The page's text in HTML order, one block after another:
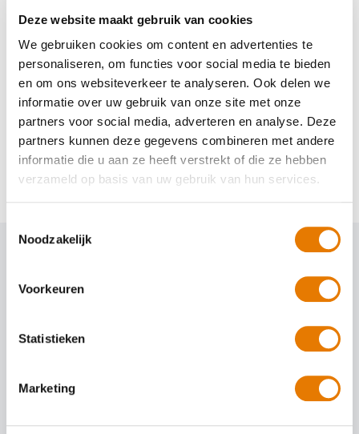
Deze website maakt gebruik van cookies
We gebruiken cookies om content en advertenties te
personaliseren, om functies voor social media te bieden
en om ons websiteverkeer te analyseren. Ook delen we
informatie over uw gebruik van onze site met onze
partners voor social media, adverteren en analyse. Deze
partners kunnen deze gegevens combineren met andere
informatie die u aan ze heeft verstrekt of die ze hebben
verzameld op basis van uw gebruik van hun services.
Noodzakelijk
Voorkeuren
Statistieken
Marketing
25 jaar ABS Autoherstel | Kwaliteit
19 juni 2026
Twee Groene Duimen voor ABS